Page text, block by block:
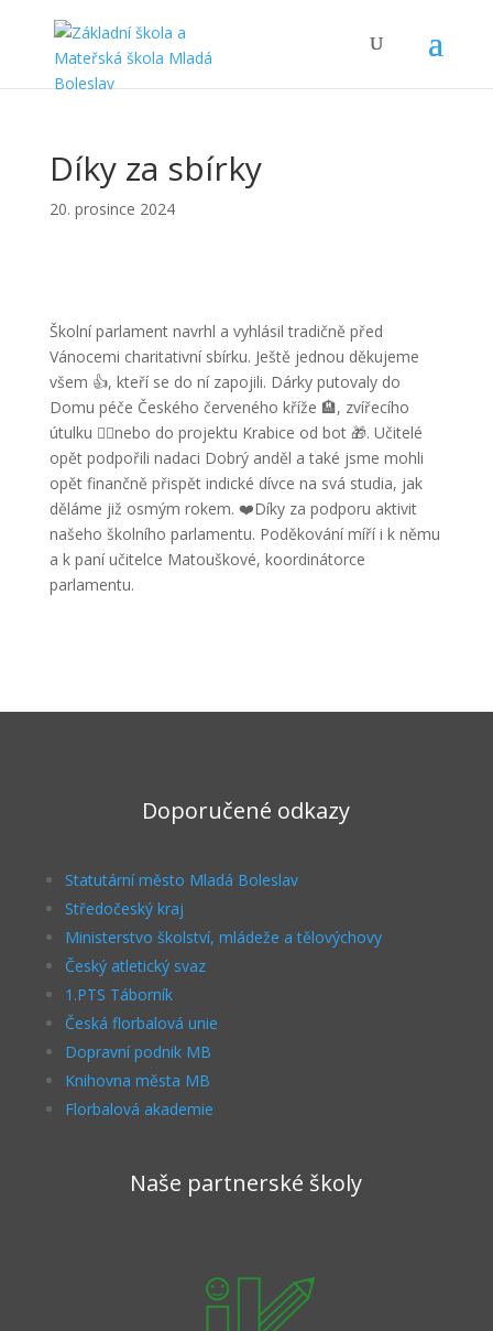
Díky za sbírky
20. prosince 2024
Školní parlament navrhl a vyhlásil tradičně před
Vánocemi charitativní sbírku. Ještě jednou děkujeme
všem 👍, kteří se do ní zapojili. Dárky putovaly do
Domu péče Českého červeného kříže 🏨, zvířecího
útulku 🐕‍🦺nebo do projektu Krabice od bot 🎁. Učitelé
opět podpořili nadaci Dobrý anděl a také jsme mohli
opět finančně přispět indické dívce na svá studia, jak
děláme již osmým rokem. ❤️Díky za podporu aktivit
našeho školního parlamentu. Poděkování míří i k němu
a k paní učitelce Matouškové, koordinátorce
parlamentu.
Doporučené odkazy
Statutární město Mladá Boleslav
Středočeský kraj
Ministerstvo školství, mládeže a tělovýchovy
Český atletický svaz
1.PTS Táborník
Česká florbalová unie
Dopravní podnik MB
Knihovna města MB
Florbalová akademie
Naše partnerské školy